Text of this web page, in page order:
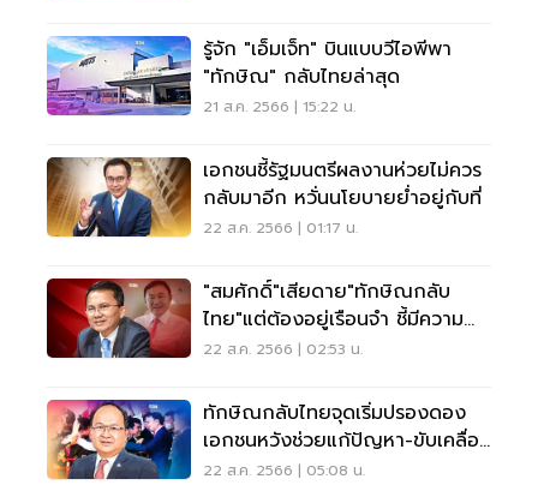
รู้จัก "เอ็มเจ็ท" บินแบบวีไอพีพา
"ทักษิณ" กลับไทยล่าสุด
21 ส.ค. 2566 | 15:22 น.
เอกชนชี้รัฐมนตรีผลงานห่วยไม่ควร
กลับมาอีก หวั่นนโยบายย่ำอยู่กับที่
22 ส.ค. 2566 | 01:17 น.
"สมศักดิ์"เสียดาย"ทักษิณกลับ
ไทย"แต่ต้องอยู่เรือนจำ ชี้มีความ
สามารถ
22 ส.ค. 2566 | 02:53 น.
ทักษิณกลับไทยจุดเริ่มปรองดอง
เอกชนหวังช่วยแก้ปัญหา-ขับเคลื่อน
ศก.
22 ส.ค. 2566 | 05:08 น.